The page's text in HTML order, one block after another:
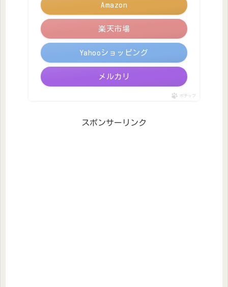
Amazon
楽天市場
Yahooショッピング
メルカリ
ポチップ
スポンサーリンク